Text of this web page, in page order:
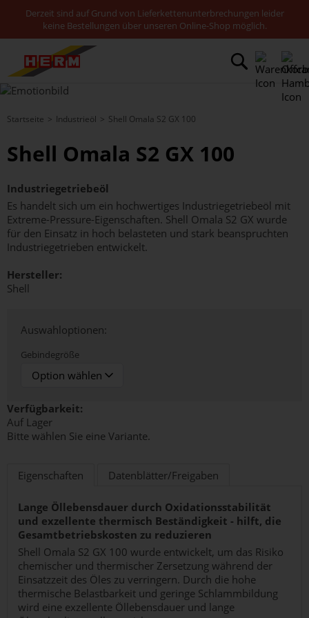
Derzeit sind auf Grund von Lieferkettenunterbrechungen leider
keine Bestellungen über unseren Online-Shop möglich.
Startseite Industrieöl Shell Omala S2 GX 100
Shell Omala S2 GX 100
Industriegetriebeöl
Es handelt sich um ein hochwertiges Industriegetriebeöl mit
Extreme-Pressure-Eigenschaften. Shell Omala S2 GX wurde
für den Einsatz in hoch belasteten und stark beanspruchten
Industriegetrieben entwickelt.
Hersteller:
Shell
Auswahloptionen:
Gebindegröße
Verfügbarkeit:
Auf Lager
Bitte wählen Sie eine Variante.
Eigenschaften Datenblätter/Freigaben
Lange Öllebensdauer durch Oxidationsstabilität
und exzellente thermisch Beständigkeit - hilft, die
Gesamtbetriebskosten zu reduzieren
Shell Omala S2 GX 100 wurde entwickelt, um das Risiko
chemischer und thermischer Zersetzung während der
Einsatzzeit des Öles zu verringern. Durch die hohe
thermische Belastbarkeit und geringe Schlammbildung
wird eine exzellente Öllebensdauer und lange